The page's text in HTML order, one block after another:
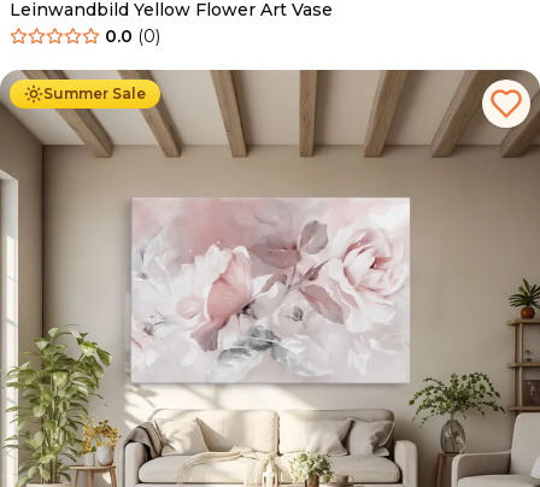
Leinwandbild Yellow Flower Art Vase
0.0 (0)
Summer Sale
Ab 39.90 € 34.90